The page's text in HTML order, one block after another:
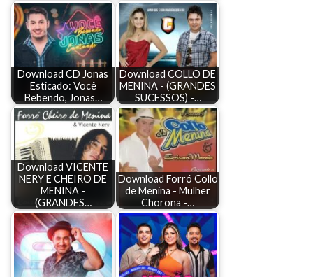
Download CD Jonas
Esticado: Você
Bebendo, Jonas…
Download COLLO DE
MENINA - (GRANDES
SUCESSOS) -…
Download VICENTE
NERY E CHEIRO DE
MENINA -
(GRANDES…
Download Forró Collo
de Menina - Mulher
Chorona -…